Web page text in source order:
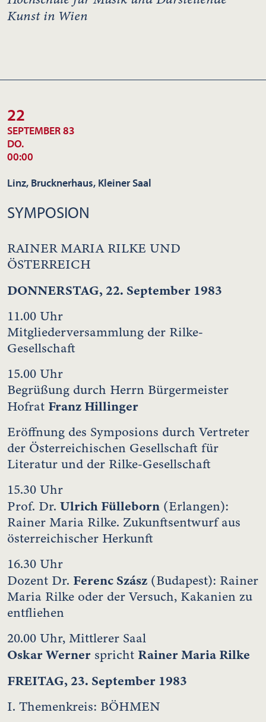
Kunst in Wien
22
SEPTEMBER 83
DO.
00:00
Linz, Brucknerhaus, Kleiner Saal
SYMPOSION
RAINER MARIA RILKE UND
ÖSTERREICH
DONNERSTAG, 22. September 1983
11.00 Uhr
Mitgliederversammlung der Rilke-
Gesellschaft
15.00 Uhr
Begrüßung durch Herrn Bürgermeister
Hofrat Franz Hillinger
Eröffnung des Symposions durch Vertreter
der Österreichischen Gesellschaft für
Literatur und der Rilke-Gesellschaft
15.30 Uhr
Prof. Dr. Ulrich Fülleborn (Erlangen):
Rainer Maria Rilke. Zukunftsentwurf aus
österreichischer Herkunft
16.30 Uhr
Dozent Dr. Ferenc Szász (Budapest): Rainer
Maria Rilke oder der Versuch, Kakanien zu
entfliehen
20.00 Uhr, Mittlerer Saal
Oskar Werner spricht Rainer Maria Rilke
FREITAG, 23. September 1983
I. Themenkreis: BÖHMEN